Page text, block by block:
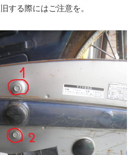
する際にはご注意を。